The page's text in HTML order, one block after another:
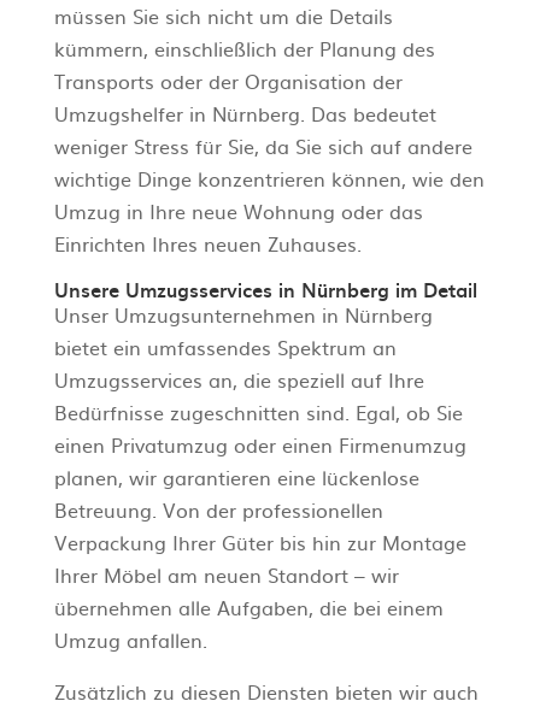
müssen Sie sich nicht um die Details
kümmern, einschließlich der Planung des
Transports oder der Organisation der
Umzugshelfer in Nürnberg. Das bedeutet
weniger Stress für Sie, da Sie sich auf andere
wichtige Dinge konzentrieren können, wie den
Umzug in Ihre neue Wohnung oder das
Einrichten Ihres neuen Zuhauses.
Unsere Umzugsservices in Nürnberg im Detail
Unser Umzugsunternehmen in Nürnberg
bietet ein umfassendes Spektrum an
Umzugsservices an, die speziell auf Ihre
Bedürfnisse zugeschnitten sind. Egal, ob Sie
einen Privatumzug oder einen Firmenumzug
planen, wir garantieren eine lückenlose
Betreuung. Von der professionellen
Verpackung Ihrer Güter bis hin zur Montage
Ihrer Möbel am neuen Standort – wir
übernehmen alle Aufgaben, die bei einem
Umzug anfallen.
Zusätzlich zu diesen Diensten bieten wir auch